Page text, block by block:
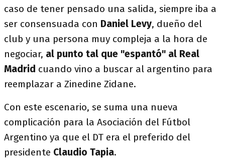
caso de tener pensado una salida, siempre iba a
ser consensuada con Daniel Levy, dueño del
club y una persona muy compleja a la hora de
negociar, al punto tal que "espantó" al Real
Madrid cuando vino a buscar al argentino para
reemplazar a Zinedine Zidane.
Con este escenario, se suma una nueva
complicación para la Asociación del Fútbol
Argentino ya que el DT era el preferido del
presidente Claudio Tapia.